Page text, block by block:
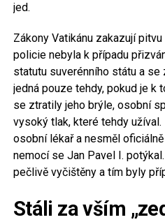
jed.
Zákony Vatikánu zakazují
policie nebyla k případu
statutu suverénního státu a
jedná pouze tehdy, pokud je k
se ztratily jeho brýle, osobní
vysoký tlak, které tehdy
osobní lékař a nesměl
nemocí se Jan Pavel I.
pečlivě vyčištěny a tím byly
Stáli za vším